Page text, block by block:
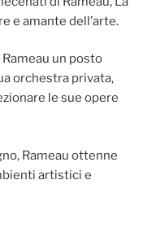
e amante dell’arte.
un posto
orchestra privata,
le sue opere
Rameau ottenne
artistici e